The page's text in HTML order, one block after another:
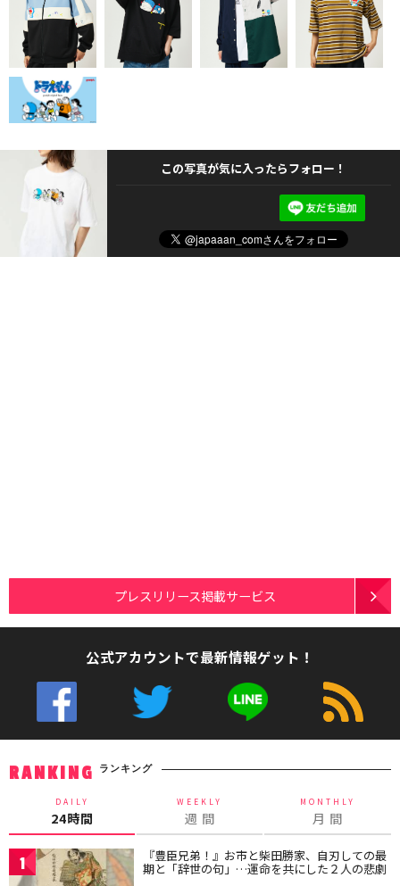
この写真が気に入ったらフォロー！
プレスリリース掲載サービス
公式アカウントで最新情報ゲット！
RANKING ランキング
DAILY
24時間
WEEKLY
週 間
MONTHLY
月 間
1 『豊臣兄弟！』お市と柴田勝家、自刃しての最
期と「辞世の句」…運命を共にした２人の悲劇